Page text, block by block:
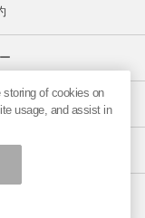
storing of cookies on
usage, and assist in